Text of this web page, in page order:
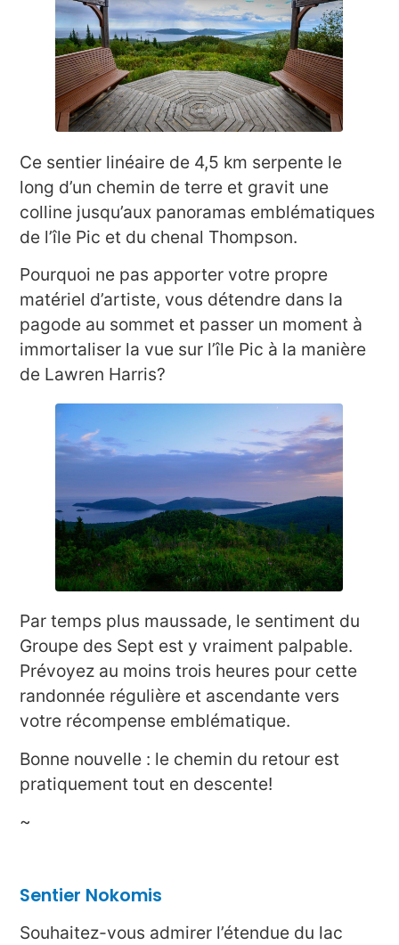
Ce sentier linéaire de 4,5 km serpente le
long d’un chemin de terre et gravit une
colline jusqu’aux panoramas emblématiques
de l’île Pic et du chenal Thompson.
Pourquoi ne pas apporter votre propre
matériel d’artiste, vous détendre dans la
pagode au sommet et passer un moment à
immortaliser la vue sur l’île Pic à la manière
de Lawren Harris?
Par temps plus maussade, le sentiment du
Groupe des Sept est y vraiment palpable.
Prévoyez au moins trois heures pour cette
randonnée régulière et ascendante vers
votre récompense emblématique.
Bonne nouvelle : le chemin du retour est
pratiquement tout en descente!
~
Sentier Nokomis
Souhaitez-vous admirer l’étendue du lac